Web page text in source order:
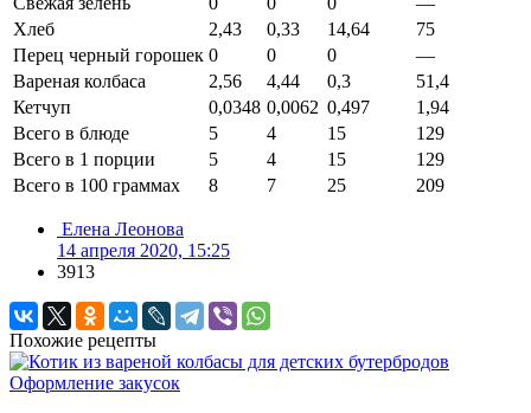
Хлеб
2,43 0,33 14,64
75
Перец черный горошек 0 0 0
—
Вареная колбаса
2,56 4,44 0,3
51,4
Кетчуп
0,0348 0,0062 0,497
1,94
Всего в блюде
5 4 15
129
Всего в 1 порции
5 4 15
129
Всего в 100 граммах
8 7 25 209
Елена Леонова
14 апреля 2020, 15:25
3913
Похожие рецепты
Оформление закусок